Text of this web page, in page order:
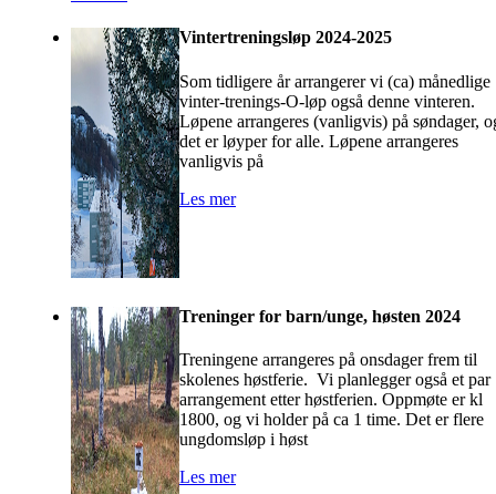
Vintertreningsløp 2024-2025
Som tidligere år arrangerer vi (ca) månedlige
vinter-trenings-O-løp også denne vinteren.
Løpene arrangeres (vanligvis) på søndager,
det er løyper for alle. Løpene arrangeres
vanligvis på
Les mer
Treninger for barn/unge, høsten 2024
Treningene arrangeres på onsdager frem til
skolenes høstferie. Vi planlegger også et par
arrangement etter høstferien. Oppmøte er kl
1800, og vi holder på ca 1 time. Det er flere
ungdomsløp i høst
Les mer